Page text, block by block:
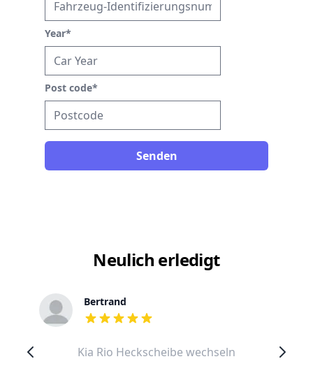
Year*
Post code*
Senden
Neulich erledigt
Bertrand
out of 5 stars
Kia Rio Heckscheibe wechseln